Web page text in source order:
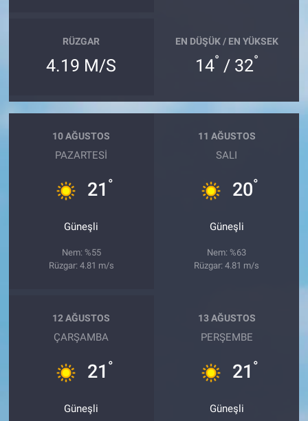
RÜZGAR
4.19 M/S
EN DÜŞÜK / EN YÜKSEK
14° / 32°
10 AĞUSTOS
PAZARTESI
21 °
Güneşli
Nem: %55
Rüzgar: 4.81 m/s
11 AĞUSTOS
SALI
20°
Güneşli
Nem: %63
Rüzgar: 4.81 m/s
12 AĞUSTOS
ÇARŞAMBA
21 °
Güneşli
13 AĞUSTOS
PERŞEMBE
21 °
Güneşli